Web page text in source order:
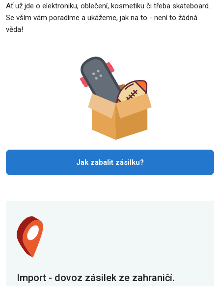
Jak zabalit zásilku?
Ať už jde o elektroniku, oblečení, kosmetiku či třeba skateboard.
Se vším vám poradíme a ukážeme, jak na to - není to žádná
věda!
Import - dovoz zásilek ze zahraničí.